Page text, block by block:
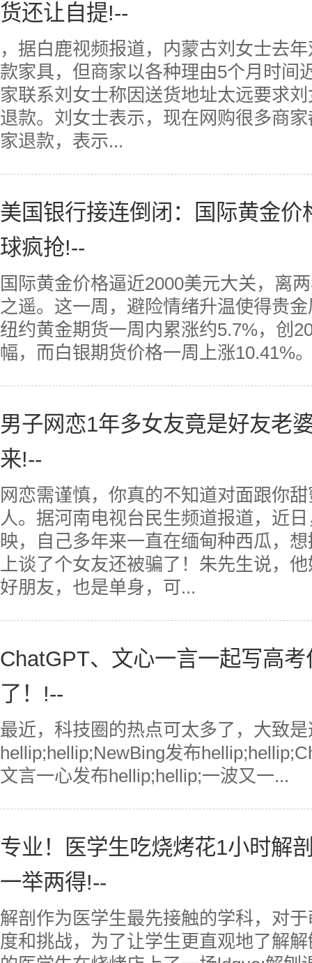
货还让自提!--
，据白鹿视频报道，内蒙古刘女士去
款家具，但商家以各种理由5个月时间
家联系刘女士称因送货地址太远要求
退款。刘女士表示，现在网购很多商
家退款，表示...
美国银行接连倒闭：国际黄金价
球疯抢!--
国际黄金价格逼近2000美元大关，离
之遥。这一周，避险情绪升温使得贵
纽约黄金期货一周内累涨约5.7%，创
幅，而白银期货价格一周上涨10.41%
男子网恋1年多女友竟是好友老
来!--
网恋需谨慎，你真的不知道对面跟你
人。据河南电视台民生频道报道，近
映，自己多年来一直在缅甸种西瓜，
上谈了个女友还被骗了！朱先生说，
好朋友，也是单身，可...
ChatGPT、文心一言一起写高
了！!--
最近，科技圈的热点可太多了，大致
hellip;hellip;NewBing发布
文言一心发布hellip;hellip;一波又一...
专业！医学生吃烧烤花1小时解
一举两得!--
解剖作为医学生最先接触的学科，对
度和挑战，为了让学生更直观地了解